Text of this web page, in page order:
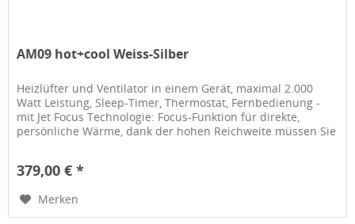
AM09 hot+cool Weiss-Silber
Heizlüfter und Ventilator in einem Gerät, maximal 2.000
Watt Leistung, Sleep-Timer, Thermostat, Fernbedienung -
mit Jet Focus Technologie: Focus-Funktion für direkte,
persönliche Wärme, dank der hohen Reichweite müssen Sie
379,00 € *
Merken